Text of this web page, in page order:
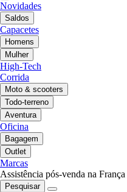
Novidades
Saldos
Capacetes
Homens
Mulher
High-Tech
Corrida
Moto & scooters
Todo-terreno
Aventura
Oficina
Bagagem
Outlet
Marcas
Assistência pós-venda na França
Pesquisar